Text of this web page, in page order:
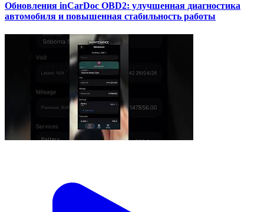
Обновления inCarDoc OBD2: улучшенная диагностика
автомобиля и повышенная стабильность работы